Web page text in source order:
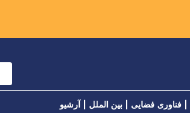
فناوری فضایی بین الملل آرشیو